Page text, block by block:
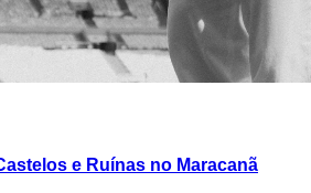
e Ruínas no Maracanã